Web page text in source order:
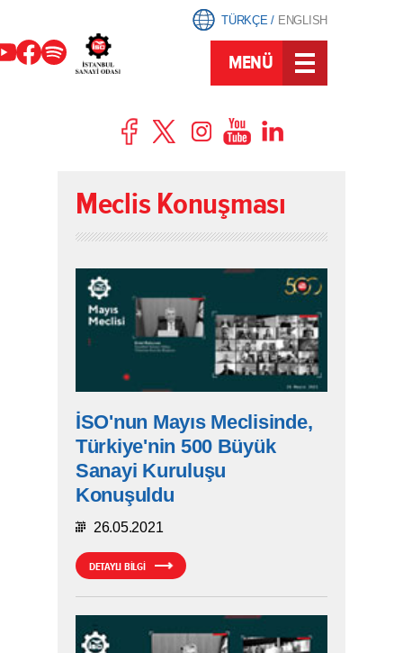
TÜRKÇE/ ENGLISH
MENÜ
Meclis Konuşması
İSO'nun Mayıs Meclisinde,
Türkiye'nin 500 Büyük
Sanayi Kuruluşu
Konuşuldu
26.05.2021
DETAYLI BİLGİ